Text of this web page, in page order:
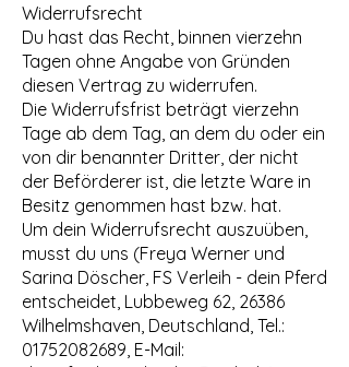
Widerrufsrecht
Du hast das Recht, binnen vierzehn
Tagen ohne Angabe von Gründen
diesen Vertrag zu widerrufen.
Die Widerrufsfrist beträgt vierzehn
Tage ab dem Tag, an dem du oder ein
von dir benannter Dritter, der nicht
der Beförderer ist, die letzte Ware in
Besitz genommen hast bzw. hat.
Um dein Widerrufsrecht auszuüben,
musst du uns (Freya Werner und
Sarina Döscher, FS Verleih - dein Pferd
entscheidet, Lubbeweg 62, 26386
Wilhelmshaven, Deutschland, Tel.:
01752082689 , E-Mail: